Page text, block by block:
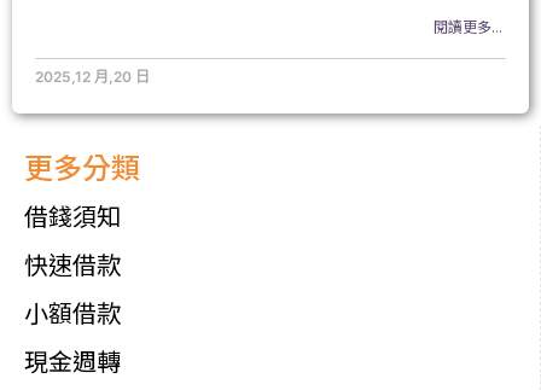
更多分類
借錢須知
快速借款
小額借款
現金週轉
閱讀更多...
2025,12 月,20 日